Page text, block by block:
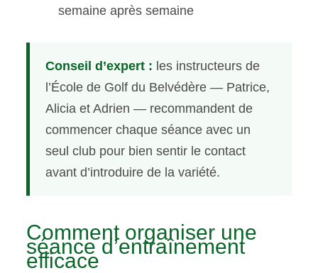
semaine après semaine
Conseil d’expert : les instructeurs de
l’École de Golf du Belvédère — Patrice,
Alicia et Adrien — recommandent de
commencer chaque séance avec un
seul club pour bien sentir le contact
avant d’introduire de la variété.
Comment organiser une
séance d’entraînement
efficace